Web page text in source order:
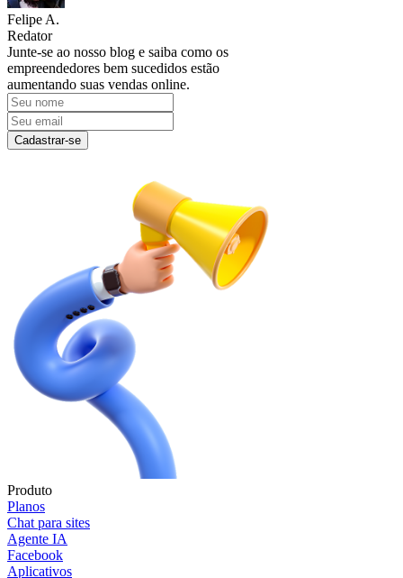
Felipe A.
Redator
Junte-se ao nosso blog e saiba como os
empreendedores bem sucedidos estão
aumentando suas vendas online.
Cadastrar-se
Produto
Planos
Chat para sites
Agente IA
Facebook
Aplicativos